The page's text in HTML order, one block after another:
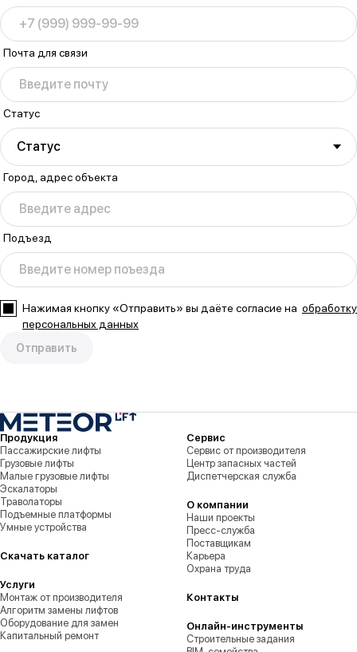
+7 (999) 999-99-99
Почта для связи
Введите почту
Статус
Статус
Город, адрес объекта
Введите адрес
Подъезд
Введите номер поъезда
Нажимая кнопку «Отправить» вы даёте согласие на обработку
персональных данных
Отправить
Продукция
Пассажирские лифты
Грузовые лифты
Малые грузовые лифты
Эскалаторы
Траволаторы
Подъемные платформы
Умные устройства
Скачать каталог
Услуги
Монтаж от производителя
Алгоритм замены лифтов
Оборудование для замен
Капитальный ремонт
Сервис
Сервис от производителя
Центр запасных частей
Диспетчерская служба
О компании
Наши проекты
Пресс-служба
Поставщикам
Карьера
Охрана труда
Контакты
Онлайн-инструменты
Строительные задания